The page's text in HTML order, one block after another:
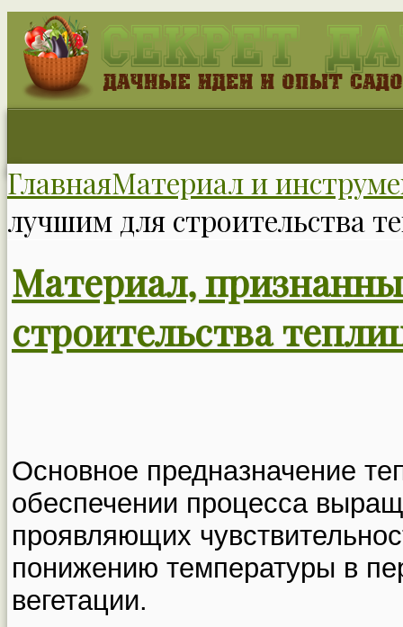
ГлавнаяМатериал и
лучшим для строительства
Материал,
строительства
Основное предназначение
обеспечении процесса
проявляющих
понижению температуры в
вегетации.